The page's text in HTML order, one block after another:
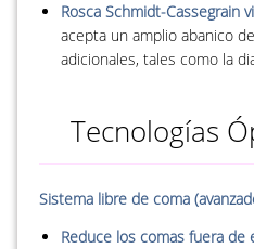
Rosca Schmidt-Cassegrain
acepta un amplio abanico
adicionales, tales como la
Tecnologías
Sistema libre de coma
Reduce los comas fuera de